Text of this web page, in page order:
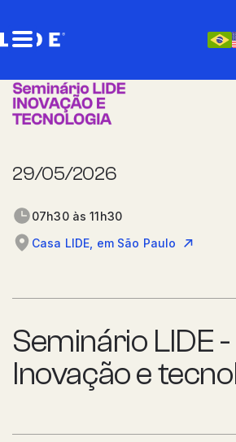
29/05/2026
07h30 às 11h30
Casa LIDE, em São Paulo
Seminário LIDE -
Inovação e